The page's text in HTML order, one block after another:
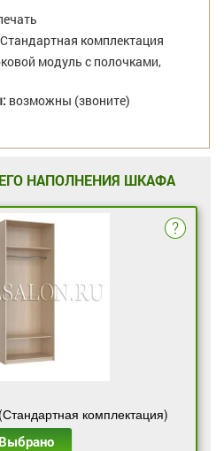
Стандартная комплектация
модуль с полочками,
возможны (звоните)
НАПОЛНЕНИЯ ШКАФА
комплектация)
Выбрано